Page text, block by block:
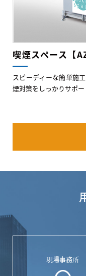
喫煙スペース【
スピーディーな簡単施
煙対策をしっかりサポー
現場事務所